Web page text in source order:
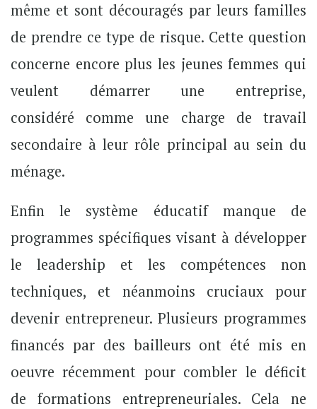
même et sont découragés par leurs familles
de prendre ce type de risque. Cette question
concerne encore plus les jeunes femmes qui
veulent démarrer une entreprise,
considéré comme une charge de travail
secondaire à leur rôle principal au sein du
ménage.
Enfin le système éducatif manque de
programmes spécifiques visant à développer
le leadership et les compétences non
techniques, et néanmoins cruciaux pour
devenir entrepreneur. Plusieurs programmes
financés par des bailleurs ont été mis en
oeuvre récemment pour combler le déficit
de formations entrepreneuriales. Cela ne